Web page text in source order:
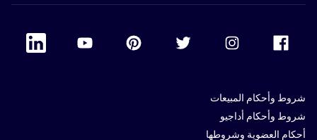
Accor Facebook
Accor Twitter
Accor Pinterest
Accor Youtube
Linkedin
شروط وأحكام المبيعات
شروط وأحكام أداجيو
أحكام العضوية وشروطها